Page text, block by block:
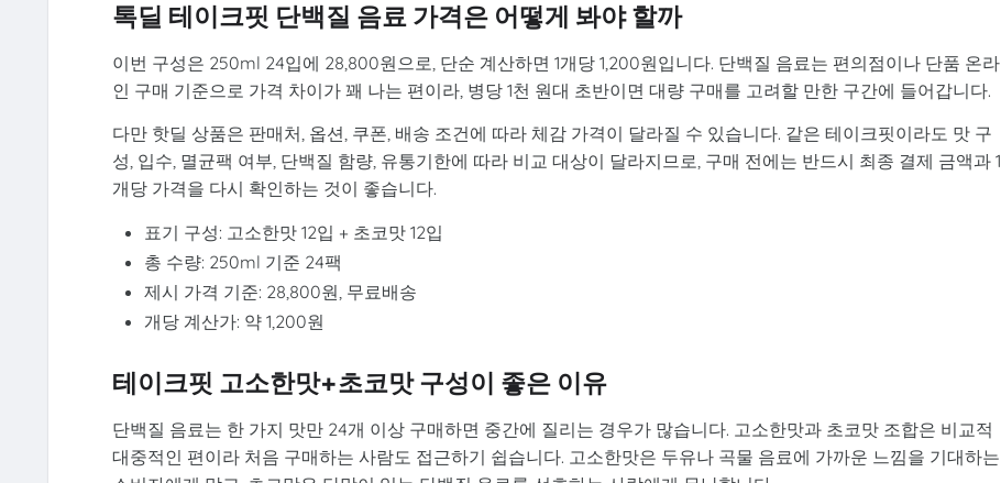
톡딜 테이크핏 단백질 음료 가격은 어떻게 봐야 할까
이번 구성은 250ml 24입에 28,800원으로, 단순 계산하면 1개당 1,200원입니다. 단백질 음료는 편의점이나 단품 온라
인 구매 기준으로 가격 차이가 꽤 나는 편이라, 병당 1천 원대 초반이면 대량 구매를 고려할 만한 구간에 들어갑니다.
다만 핫딜 상품은 판매처, 옵션, 쿠폰, 배송 조건에 따라 체감 가격이 달라질 수 있습니다. 같은 테이크핏이라도 맛 구
성, 입수, 멸균팩 여부, 단백질 함량, 유통기한에 따라 비교 대상이 달라지므로, 구매 전에는 반드시 최종 결제 금액과 1
개당 가격을 다시 확인하는 것이 좋습니다.
표기 구성: 고소한맛 12입 + 초코맛 12입
총 수량: 250ml 기준 24팩
제시 가격 기준: 28,800원, 무료배송
개당 계산가: 약 1,200원
테이크핏 고소한맛+초코맛 구성이 좋은 이유
단백질 음료는 한 가지 맛만 24개 이상 구매하면 중간에 질리는 경우가 많습니다. 고소한맛과 초코맛 조합은 비교적
대중적인 편이라 처음 구매하는 사람도 접근하기 쉽습니다. 고소한맛은 두유나 곡물 음료에 가까운 느낌을 기대하는